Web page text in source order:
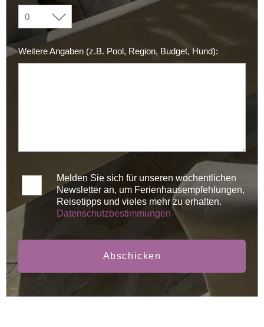
Weitere Angaben (z.B. Pool, Region, Budget, Hund):
Melden Sie sich für unseren wöchentlichen
Newsletter an, um Ferienhausempfehlungen,
Reisetipps und vieles mehr zu erhalten.
Datenschutzbestimmungen
Abschicken